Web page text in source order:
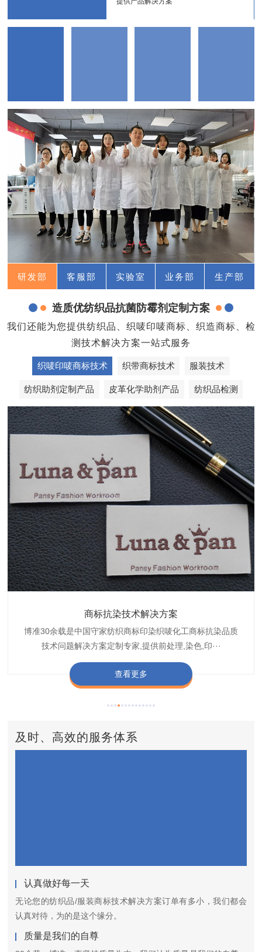
研发部 客服部 实验室 业务部 生产部
造质优纺织品抗菌防霉剂定制方案
我们还能为您提供纺织品、织唛印唛商标、织造商标、检
测技术解决方案一站式服务
织唛印唛商标技术 织带商标技术 服装技术
纺织助剂定制产品 皮革化学助剂产品 纺织品检测
商标抗染技术解决方案
博准30余载是中国守家纺织商标印染织唛化工商标抗染品质
技术问题解决方案定制专家,提供前处理,染色,印···
查看更多
织带商标缩水技术解决方案
博准是一家专注30余载设计研发织唛印唛商标、织带织带商
标缩水品质技术问题解决方案一站式服务提供商,匠···
查看更多
服装色差技术解决方案
博准30余载专注提供纺织品印唛、织唛织造服装色差品质问
题技术解决方案一站式服务商,以其精湛的技术,科···
查看更多
纺织品商标固色剂
博准经营多年是行业专业纺织品商标固色助剂,TJ-A622,TJ-
A622,FSD,FSE商标固色剂加···
查看更多
皮革湿摩擦增进剂
博准长期致力于皮革商标湿摩擦增进助剂TJ-A6588,湿摩擦
增进剂加工定制服务技术研究与应用,凭借丰···
查看更多
及时、高效的服务体系
认真做好每一天
无论您的纺织品/服装商标技术解决方案订单有多小，我们都会
认真对待，为的是这个缘分。
质量是我们的自尊